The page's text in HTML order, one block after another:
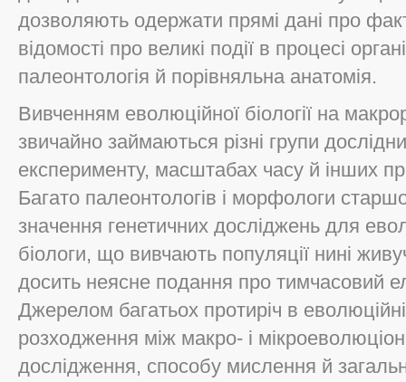
дозволяють одержати прямі дані про
відомості про великі події в процесі
палеонтологія й порівняльна анатомія.
Вивченням еволюційної біології на
звичайно займаються різні групи
експерименту, масштабах часу й інших
Багато палеонтологів і морфологи
значення генетичних досліджень для
біологи, що вивчають популяції нині
досить неясне подання про тимчасовий
Джерелом багатьох протиріч в
розходження між макро- і
дослідження, способу мислення й